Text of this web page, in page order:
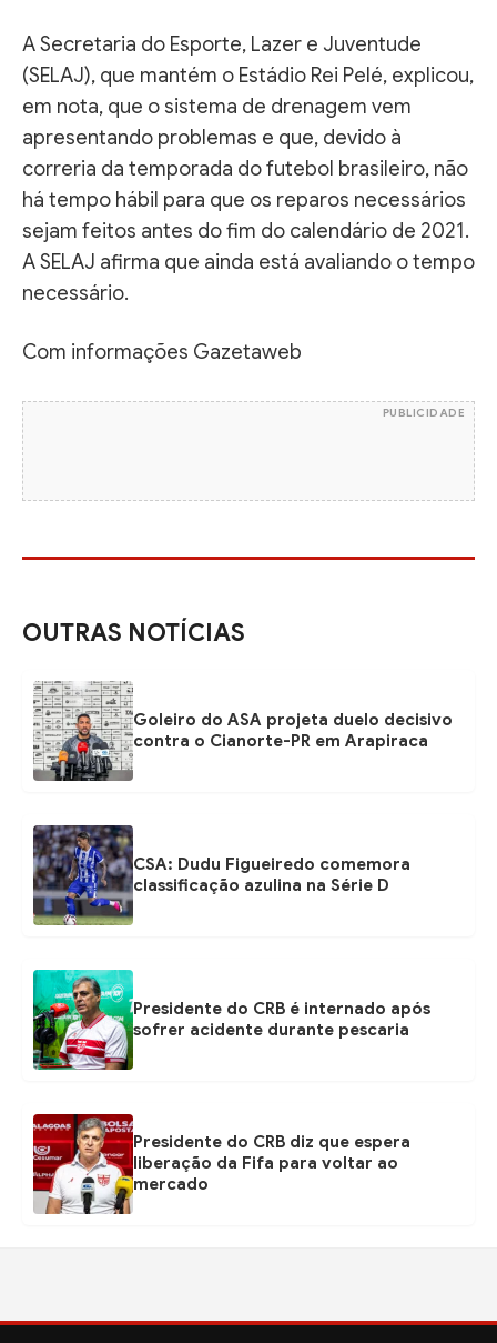
A Secretaria do Esporte, Lazer e Juventude
(SELAJ), que mantém o Estádio Rei Pelé, explicou,
em nota, que o sistema de drenagem vem
apresentando problemas e que, devido à
correria da temporada do futebol brasileiro, não
há tempo hábil para que os reparos necessários
sejam feitos antes do fim do calendário de 2021.
A SELAJ afirma que ainda está avaliando o tempo
necessário.
Com informações Gazetaweb
PUBLICIDADE
OUTRAS NOTÍCIAS
Goleiro do ASA projeta duelo decisivo
contra o Cianorte-PR em Arapiraca
CSA: Dudu Figueiredo comemora
classificação azulina na Série D
Presidente do CRB é internado após
sofrer acidente durante pescaria
Presidente do CRB diz que espera
liberação da Fifa para voltar ao
mercado